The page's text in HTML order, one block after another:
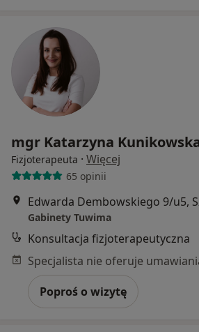
mgr Katarzyna
Fizjoterapeuta · Więcej
65 opinii
Edwarda Dembowskiego 9/u5,
Gabinety Tuwima
Konsultacja fizjoterapeutyczna
Poproś o wizytę